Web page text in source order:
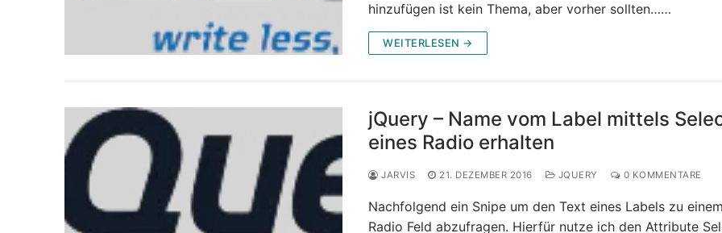
hinzufügen ist kein Thema, aber vorher sollten……
WEITERLESEN →
jQuery – Name vom Label mittels
eines Radio erhalten
JARVIS 21. DEZEMBER 2016 JQUERY 0 KOMMENTARE
Nachfolgend ein Snipe um den Text eines Labels zu
Radio Feld abzufragen. Hierfür nutze ich den Attribute